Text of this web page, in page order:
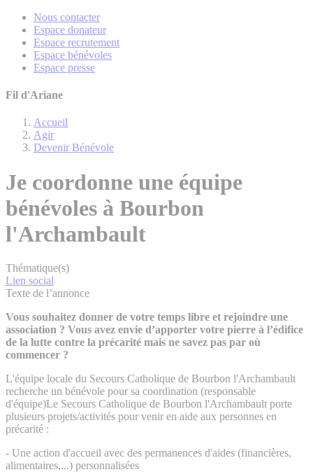
Nous contacter
Espace donateur
Espace recrutement
Espace bénévoles
Espace presse
Fil d'Ariane
Accueil
Agir
Devenir Bénévole
Je coordonne une équipe
bénévoles à Bourbon
l'Archambault
Thématique(s)
Lien social
Texte de l’annonce
Vous souhaitez donner de votre temps libre et rejoindre une
association ? Vous avez envie d’apporter votre pierre à l’édifice
de la lutte contre la précarité mais ne savez pas par où
commencer ?
L'équipe locale du Secours Catholique de Bourbon l'Archambault
recherche un bénévole pour sa coordination (responsable
d'équipe)Le Secours Catholique de Bourbon l'Archambault porte
plusieurs projets/activités pour venir en aide aux personnes en
précarité :
- Une action d'accueil avec des permanences d'aides (financières,
alimentaires,...) personnalisées